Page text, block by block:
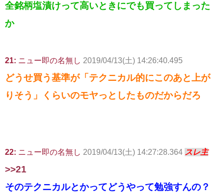
全銘柄塩漬けって高いときにでも買ってしまった
か
21: ニュー即の名無し 2019/04/13(土) 14:26:40.495
どうせ買う基準が「テクニカル的にこのあと上が
りそう」くらいのモヤっとしたものだからだろ
22: ニュー即の名無し 2019/04/13(土) 14:27:28.364 スレ主
>>21
そのテクニカルとかってどうやって勉強すんの？